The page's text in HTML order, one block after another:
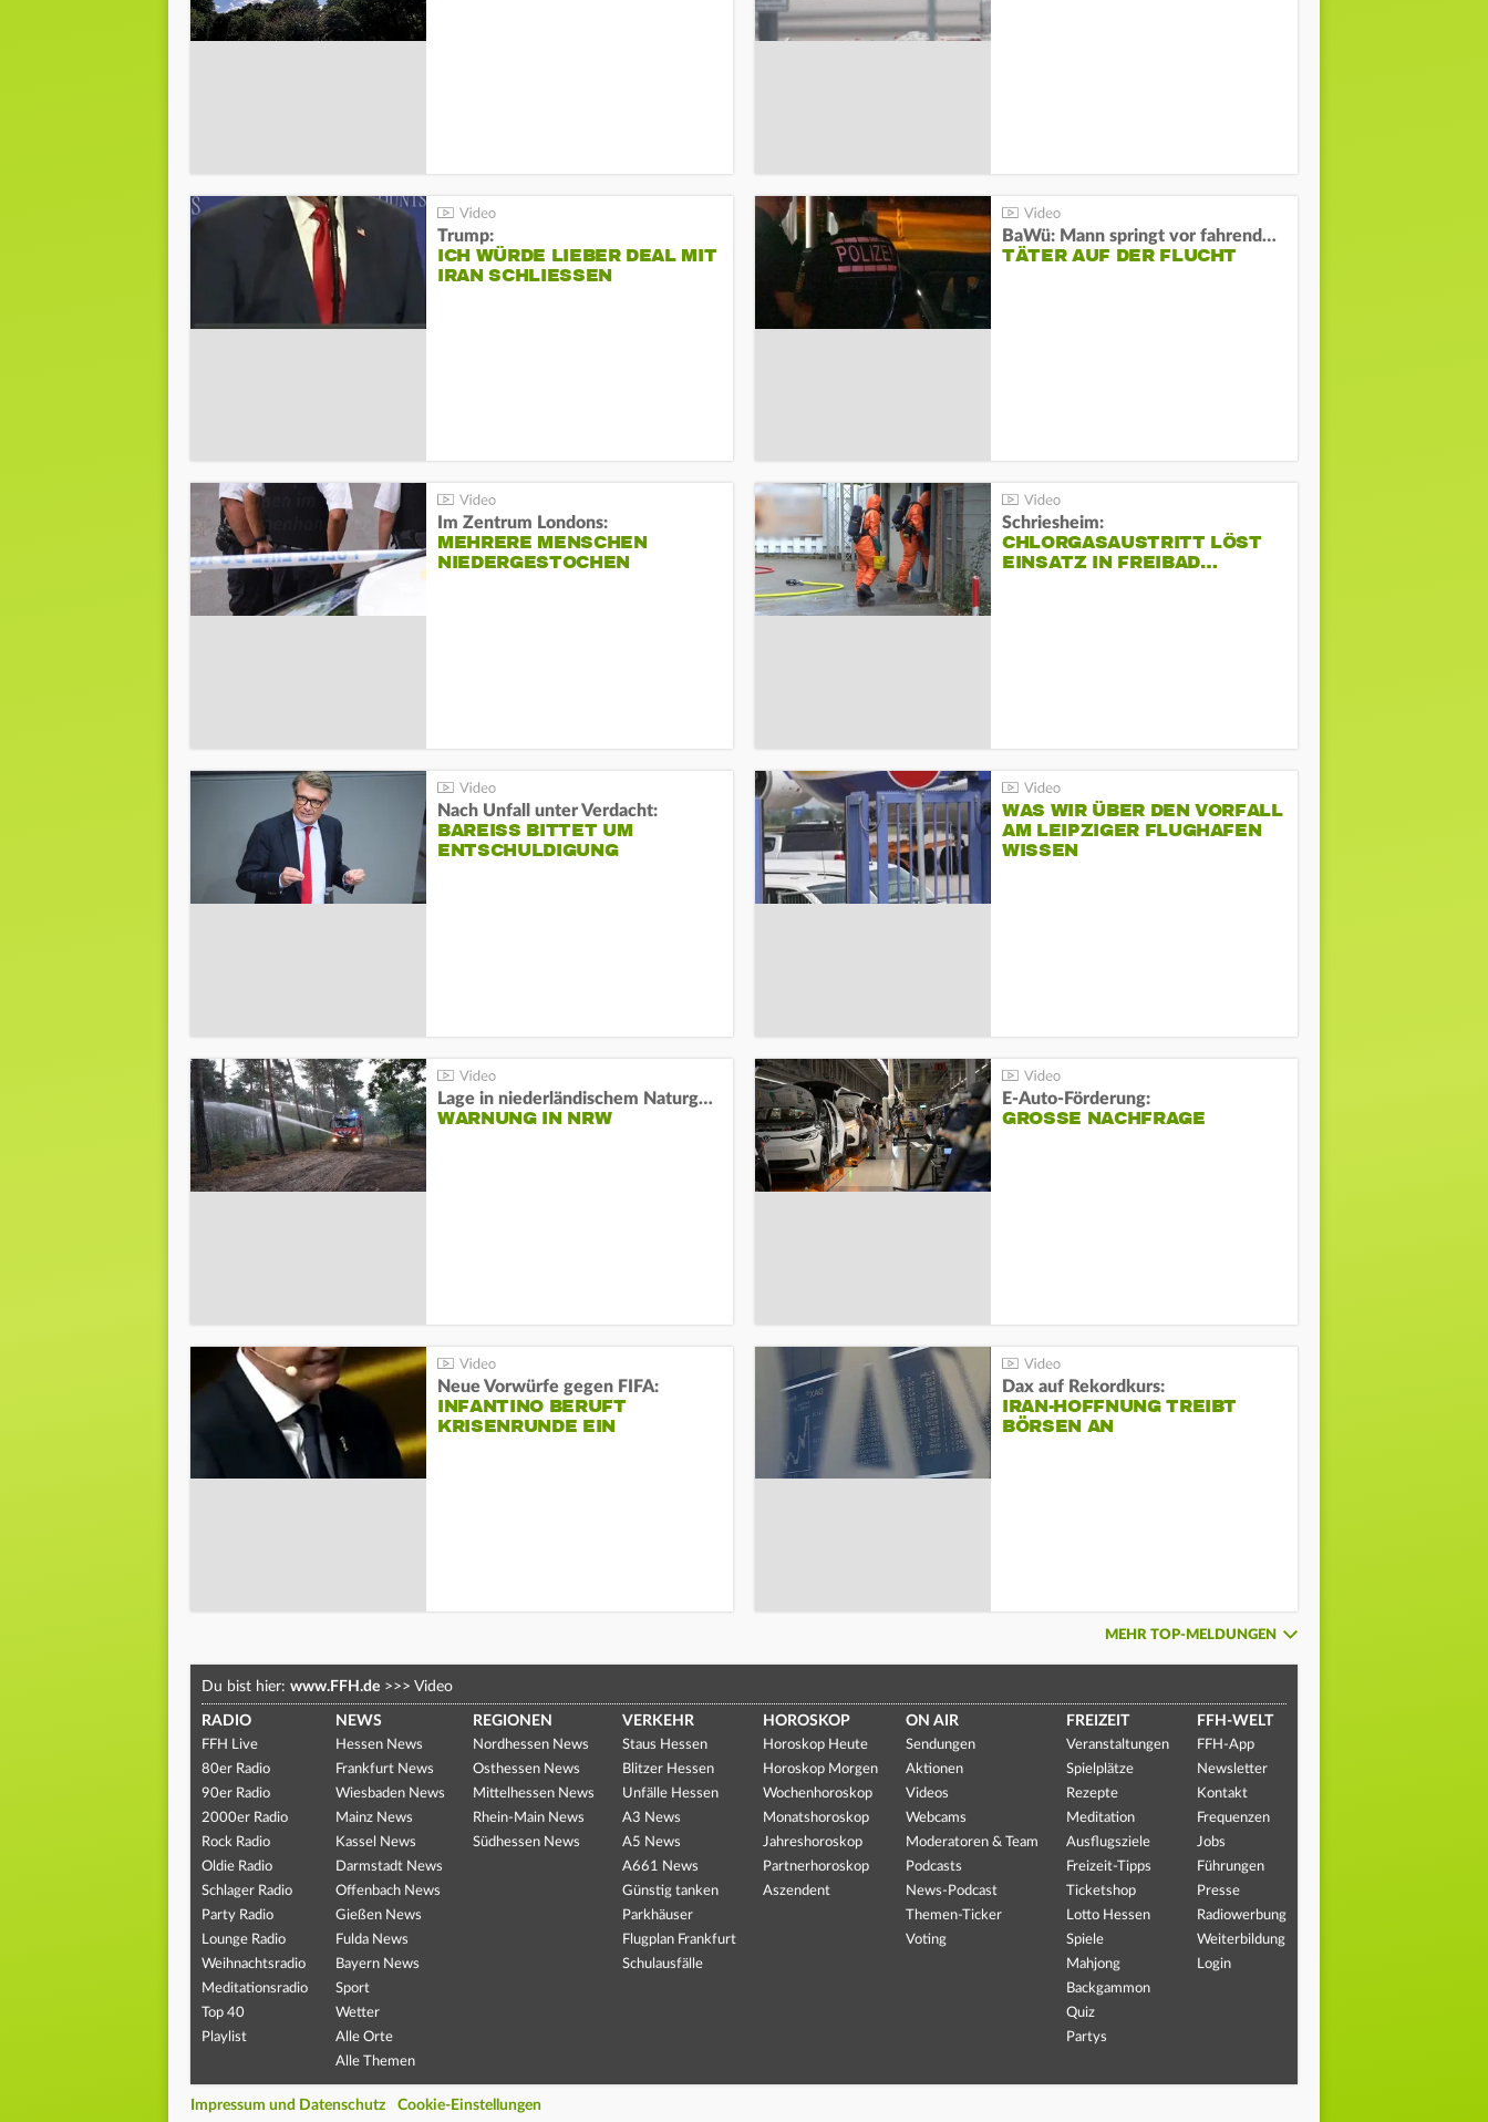
Trump:
ICH WÜRDE LIEBER DEAL MIT
IRAN SCHLIESSEN
BaWü: Mann springt vor fahrendes Auto und schießt
TÄTER AUF DER FLUCHT
Im Zentrum Londons:
MEHRERE MENSCHEN
NIEDERGESTOCHEN
Schriesheim:
CHLORGASAUSTRITT LÖST
EINSATZ IN FREIBAD…
Nach Unfall unter Verdacht:
BAREISS BITTET UM E
NTSCHULDIGUNG
WAS WIR ÜBER DEN VORFALL
AM LEIPZIGER FLUGHAFEN
WISSEN
Lage in niederländischem Naturgebiet stabil
WARNUNG IN NRW
E-Auto-Förderung:
GROSSE NACHFRAGE
Neue Vorwürfe gegen FIFA:
INFANTINO BERUFT
KRISENRUNDE EIN
Dax auf Rekordkurs:
IRAN-HOFFNUNG TREIBT
BÖRSEN AN
MEHR TOP-MELDUNGEN
Du bist hier: www.FFH.de >>> Video
RADIO
FFH Live
80er Radio
90er Radio
2000er Radio
Rock Radio
Oldie Radio
Schlager Radio
Party Radio
Lounge Radio
Weihnachtsradio
Meditationsradio
Top 40
Playlist
NEWS
Hessen News
Frankfurt News
Wiesbaden News
Mainz News
Kassel News
Darmstadt News
Offenbach News
Gießen News
Fulda News
Bayern News
Sport
Wetter
Alle Orte
Alle Themen
REGIONEN
Nordhessen News
Osthessen News
Mittelhessen News
Rhein-Main News
Südhessen News
VERKEHR
Staus Hessen
Blitzer Hessen
Unfälle Hessen
A3 News
A5 News
A661 News
Günstig tanken
Parkhäuser
Flugplan Frankfurt
Schulausfälle
HOROSKOP
Horoskop Heute
Horoskop Morgen
Wochenhoroskop
Monatshoroskop
Jahreshoroskop
Partnerhoroskop
Aszendent
ON AIR
Sendungen
Aktionen
Videos
Webcams
Moderatoren & Team
Podcasts
News-Podcast
Themen-Ticker
Voting
FREIZEIT
Veranstaltungen
Spielplätze
Rezepte
Meditation
Ausflugsziele
Freizeit-Tipps
Ticketshop
Lotto Hessen
Spiele
Mahjong
Backgammon
Quiz
Partys
FFH-WELT
FFH-App
Newsletter
Kontakt
Frequenzen
Jobs
Führungen
Presse
Radiowerbung
Weiterbildung
Login
Impressum und Datenschutz Cookie-Einstellungen